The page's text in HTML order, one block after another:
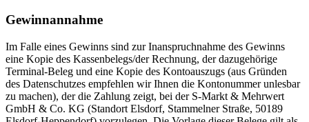
Gewinnannahme
Im Falle eines Gewinns sind zur Inanspruchnahme des Gewinns
eine Kopie des Kassenbelegs/der Rechnung, der dazugehörige
Terminal-Beleg und eine Kopie des Kontoauszugs (aus Gründen
des Datenschutzes empfehlen wir Ihnen die Kontonummer unlesbar
zu machen), der die Zahlung zeigt, bei der S-Markt & Mehrwert
GmbH & Co. KG (Standort Elsdorf, Stammelner Straße, 50189